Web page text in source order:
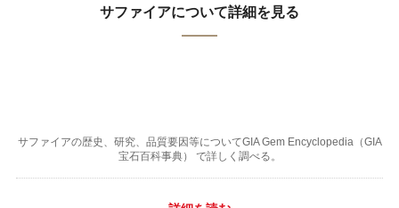
サファイアについて詳細を見る
サファイアの歴史、研究、品質要因等についてGIA Gem Encyclopedia（GIA
宝石百科事典） で詳しく調べる。